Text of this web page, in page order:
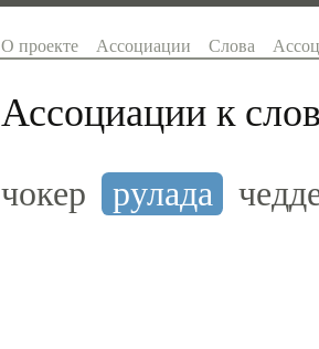
О проекте Ассоциации Слова
Ассоциации к
чокер рулада